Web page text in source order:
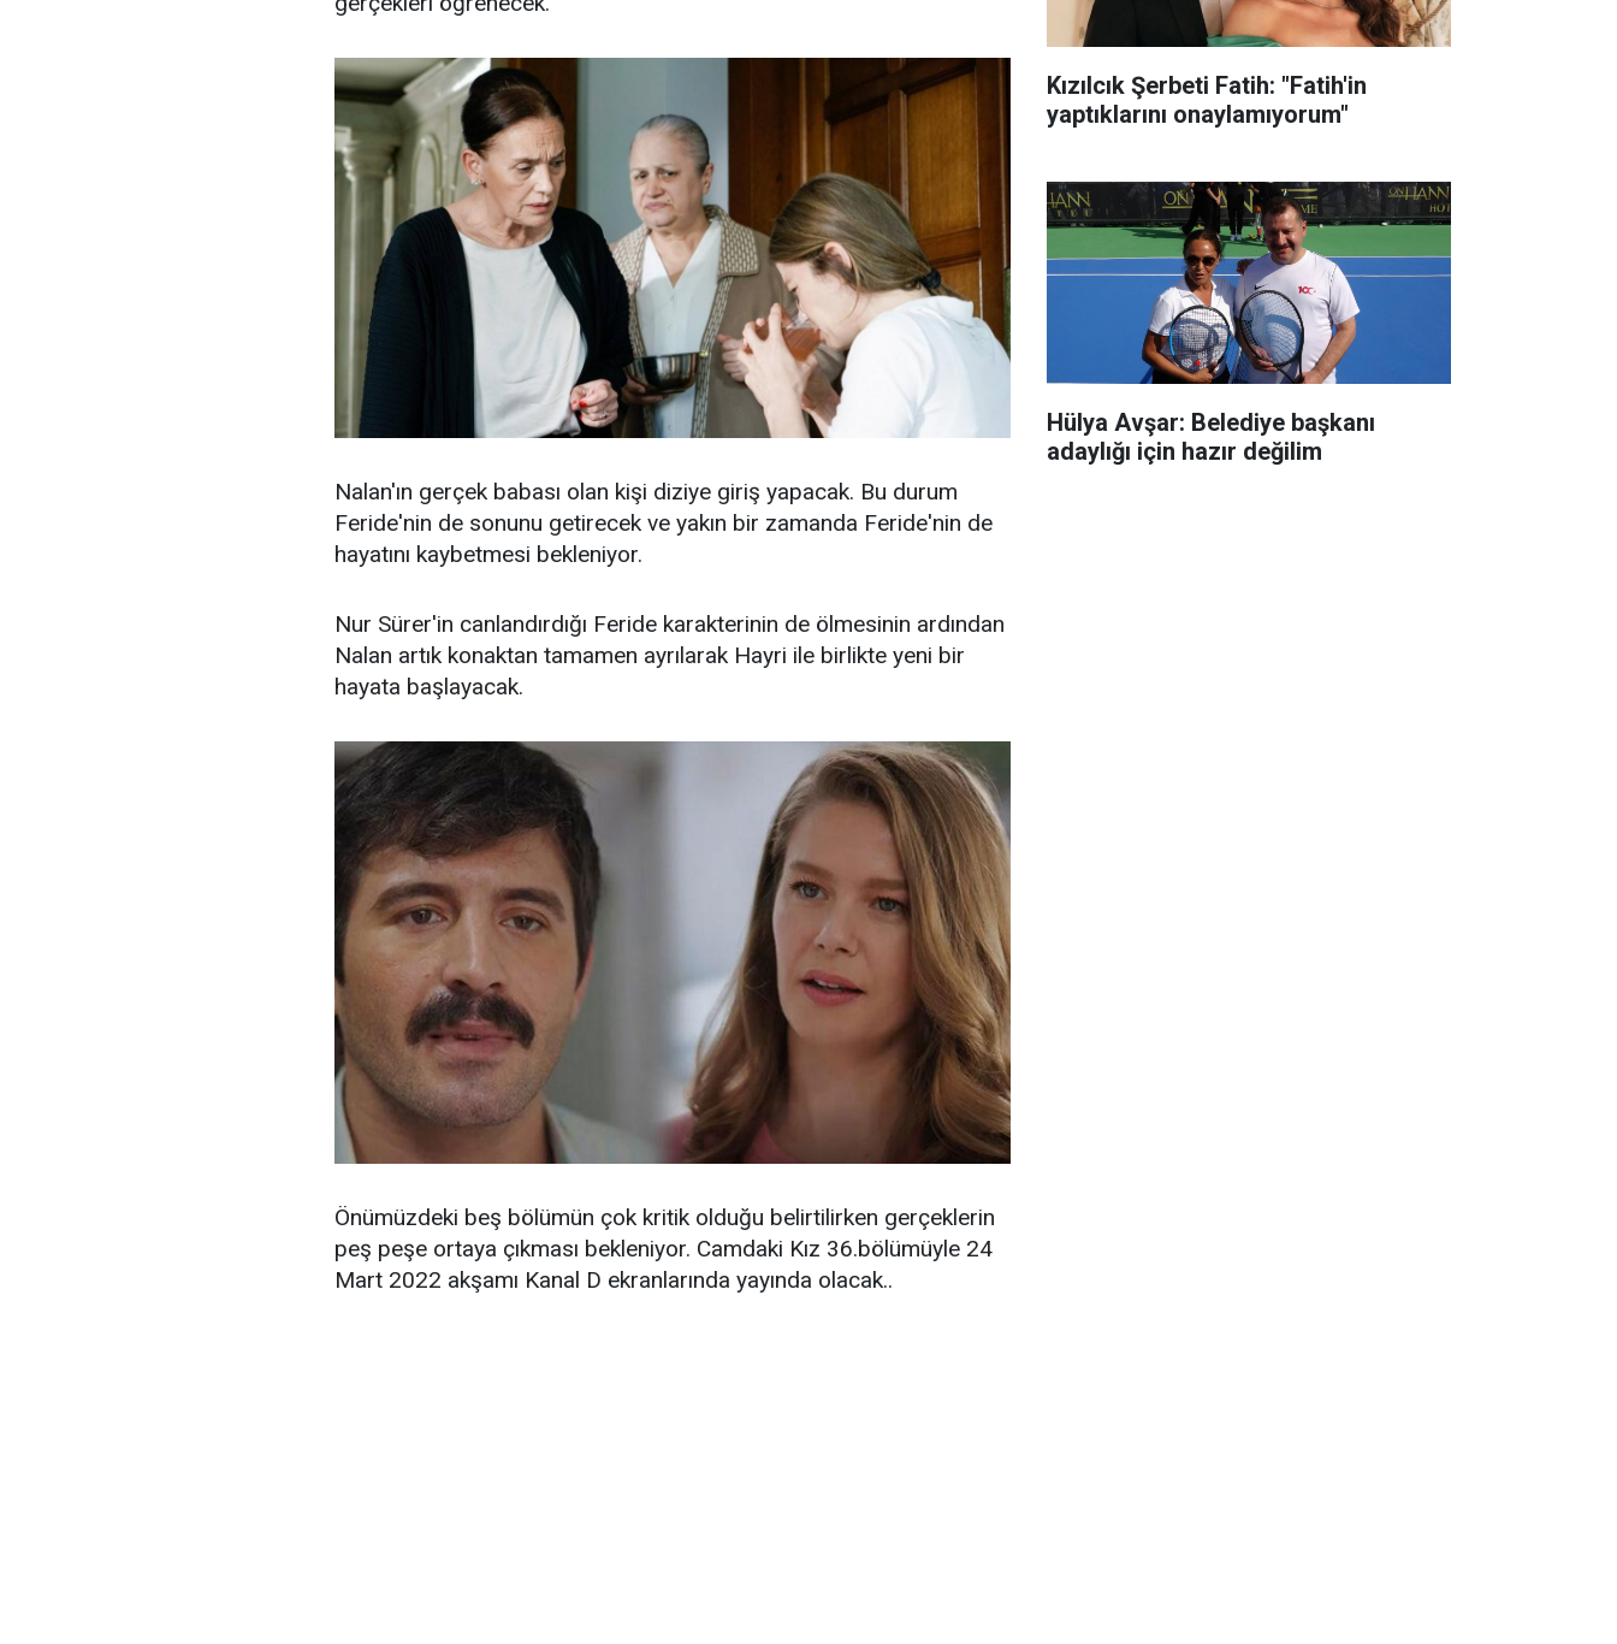
Nalan'ın gerçek babası olan kişi diziye giriş yapacak. Bu durum
Feride'nin de sonunu getirecek ve yakın bir zamanda Feride'nin de
hayatını kaybetmesi bekleniyor.
Nur Sürer'in canlandırdığı Feride karakterinin de ölmesinin ardından
Nalan artık konaktan tamamen ayrılarak Hayri ile birlikte yeni bir
hayata başlayacak.
Önümüzdeki beş bölümün çok kritik olduğu belirtilirken gerçeklerin
peş peşe ortaya çıkması bekleniyor. Camdaki Kız 36.bölümüyle 24
Mart 2022 akşamı Kanal D ekranlarında yayında olacak..
Kızılcık Şerbeti Fatih: "Fatih'in
yaptıklarını onaylamıyorum"
Hülya Avşar: Belediye başkanı
adaylığı için hazır değilim